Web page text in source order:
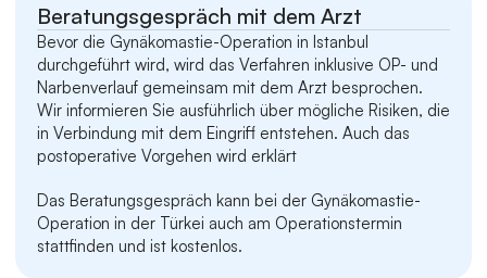
Beratungsgespräch mit dem Arzt
Bevor die Gynäkomastie-Operation in Istanbul
durchgeführt wird, wird das Verfahren inklusive OP- und
Narbenverlauf gemeinsam mit dem Arzt besprochen.
Wir informieren Sie ausführlich über mögliche Risiken, die
in Verbindung mit dem Eingriff entstehen. Auch das
postoperative Vorgehen wird erklärt
Das Beratungsgespräch kann bei der Gynäkomastie-
Operation in der Türkei auch am Operationstermin
stattfinden und ist kostenlos.